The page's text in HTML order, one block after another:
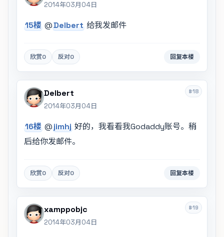
2014年03月04日
15楼 @Delbert 给我发邮件
欣赏0 反对0 回复本楼
#18
Delbert
2014年03月04日
16楼 @jimhj 好的，我看看我Godaddy账号。稍
后给你发邮件。
欣赏0 反对0 回复本楼
#19
xamppobjc
2014年03月04日